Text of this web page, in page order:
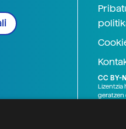
CC BY-
Lizentzia
geratzen